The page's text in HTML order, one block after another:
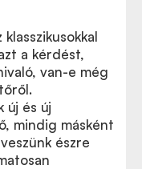
a kérdést,
van-e még
új és új
mindig másként
észre